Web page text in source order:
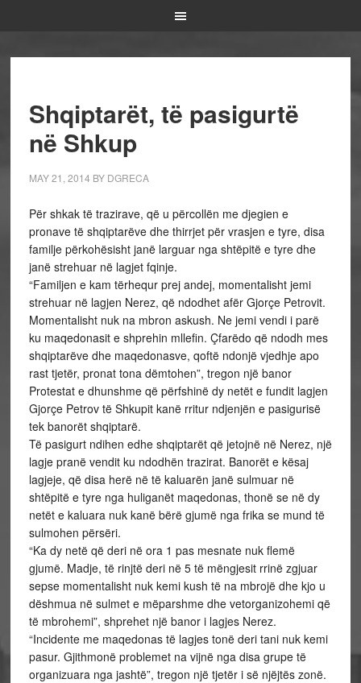
Shqiptarët, të pasigurtë
në Shkup
MAY 21, 2014 BY DGRECA
Për shkak të trazirave, që u përcollën me djegien e
pronave të shqiptarëve dhe thirrjet për vrasjen e tyre, disa
familje përkohësisht janë larguar nga shtëpitë e tyre dhe
janë strehuar në lagjet fqinje.
“Familjen e kam tërhequr prej andej, momentalisht jemi
strehuar në lagjen Nerez, që ndodhet afër Gjorçe Petrovit.
Momentalisht nuk na mbron askush. Ne jemi vendi i parë
ku maqedonasit e shprehin mllefin. Çfarëdo që ndodh mes
shqiptarëve dhe maqedonasve, qoftë ndonjë vjedhje apo
rast tjetër, pronat tona dëmtohen”, tregon një banor
Protestat e dhunshme që përfshinë dy netët e fundit lagjen
Gjorçe Petrov të Shkupit kanë rritur ndjenjën e pasigurisë
tek banorët shqiptarë.
Të pasigurt ndihen edhe shqiptarët që jetojnë në Nerez, një
lagje pranë vendit ku ndodhën trazirat. Banorët e kësaj
lagjeje, që disa herë në të kaluarën janë sulmuar në
shtëpitë e tyre nga huliganët maqedonas, thonë se në dy
netët e kaluara nuk kanë bërë gjumë nga frika se mund të
sulmohen përsëri.
“Ka dy netë që deri në ora 1 pas mesnate nuk flemë
gjumë. Madje, të rinjtë deri në 5 të mëngjesit rrinë zgjuar
sepse momentalisht nuk kemi kush të na mbrojë dhe kjo u
dëshmua në sulmet e mëparshme dhe vetorganizohemi që
të mbrohemi”, shprehet një banor i lagjes Nerez.
“Incidente me maqedonas të lagjes tonë deri tani nuk kemi
pasur. Gjithmonë problemet na vijnë nga disa grupe të
organizuara nga jashtë”, tregon një tjetër i së njëjtës zonë.